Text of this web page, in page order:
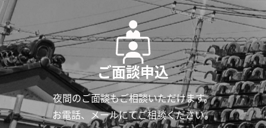
ご面談申込
夜間のご面談もご相談いただけます。
お電話、メールにてご相談ください。